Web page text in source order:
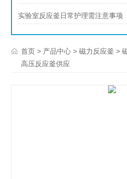
实验室反应釜日常护理需注意事项
首页 > 产品中心 >磁力反应釜 >
高压反应釜供应